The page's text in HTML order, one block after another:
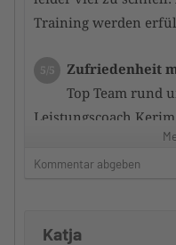
Training werden
5/5
Zufriedenheit
Top Team rund
Leistungscoach Kerim.
Auch die anderen
kompetent und
Top.
Kommentar abgeben
Katja